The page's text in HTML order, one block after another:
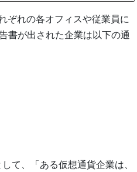
ぞれの各オフィスや従業員に
書が出された企業は以下の通
て、「ある仮想通貨企業は、